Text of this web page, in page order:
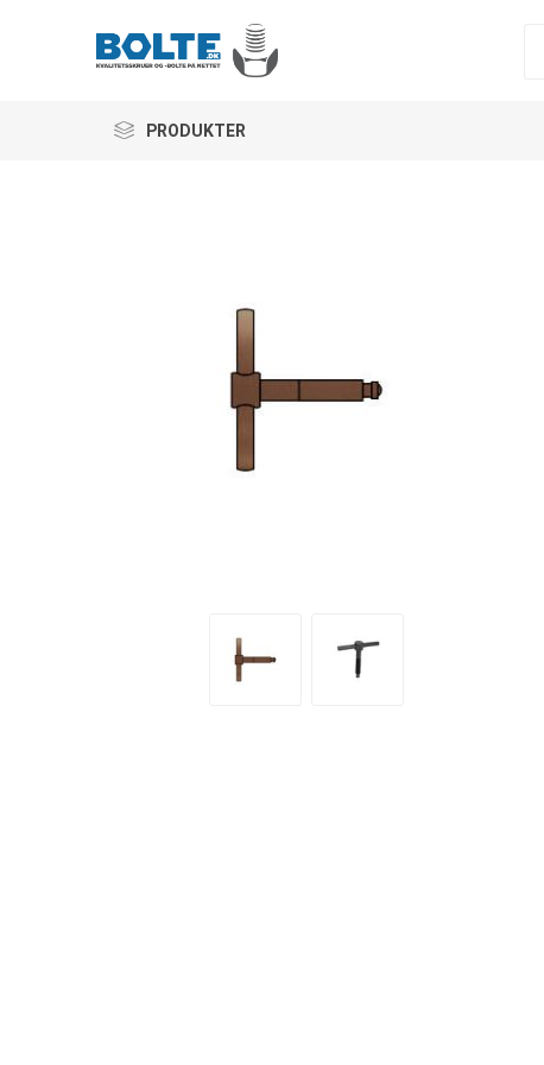
PRODUKTER